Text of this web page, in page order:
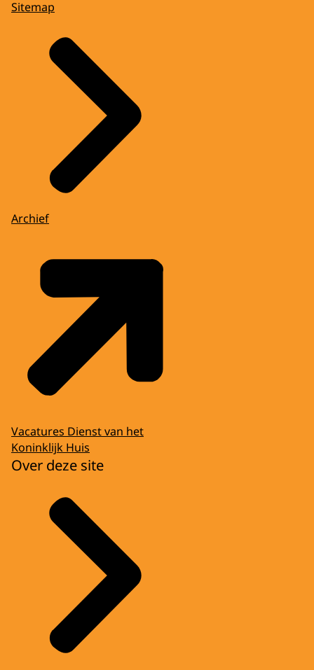
Sitemap
Archief
Vacatures Dienst van het
Koninklijk Huis
Over deze site